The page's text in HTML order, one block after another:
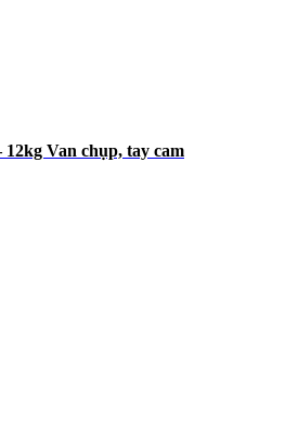
12kg Van chụp, tay cam